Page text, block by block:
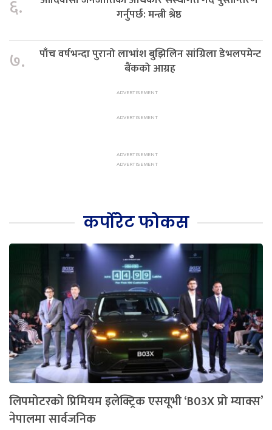
६.
गर्नुपर्छ: मन्त्री श्रेष्ठ
७.
पाँच वर्षभन्दा पुरानो लाभांश बुझिलिन सांग्रिला डेभलपमेन्ट
बैंकको आग्रह
कर्पोरेट फोकस
लिपमोटरको प्रिमियम इलेक्ट्रिक एसयूभी ‘B03X प्रो म्याक्स’
नेपालमा सार्वजनिक